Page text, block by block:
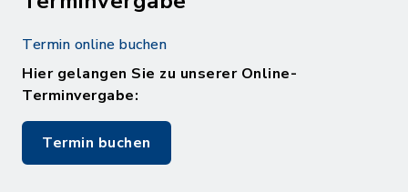
Termin online buchen
Hier gelangen Sie zu unserer Online-
Terminvergabe:
Termin buchen